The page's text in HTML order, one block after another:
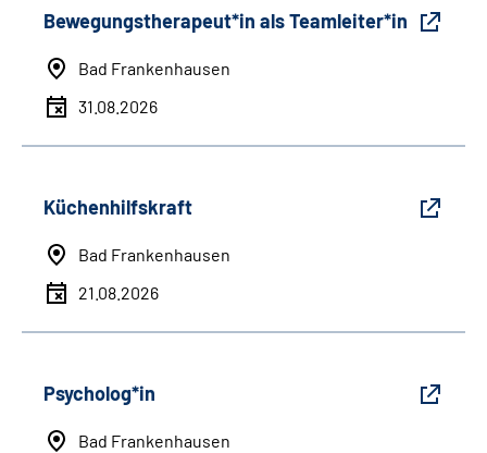
Bewegungstherapeut*in als Teamleiter*in
Bad Frankenhausen
31.08.2026
Küchenhilfskraft
Bad Frankenhausen
21.08.2026
Psycholog*in
Bad Frankenhausen